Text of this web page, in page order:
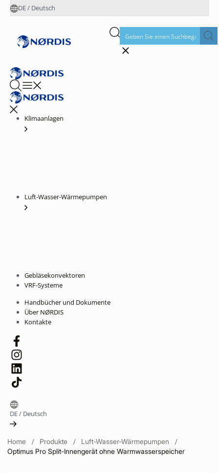
DE/ Deutsch
Klimaanlagen
Luft-Wasser-Wärmepumpen
Gebläsekonvektoren
VRF-Systeme
Handbücher und Dokumente
Über NØRDIS
Kontakte
DE/ Deutsch
Home Produkte
Luft-Wasser-Wärmepumpen
Optimus Pro Split-Innengerät ohne Warmwasserspeicher